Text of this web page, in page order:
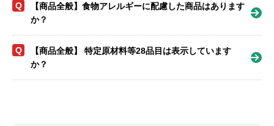
Q
【商品全般】食物アレルギーに配慮した商品はあります
か？
Q
【商品全般】 特定原材料等28品目は表示しています
か？